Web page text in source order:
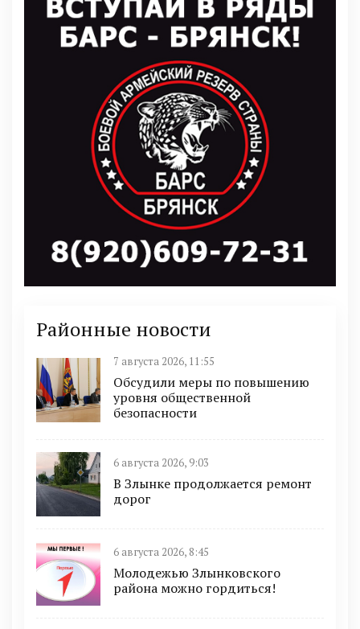
Районные новости
7 августа 2026, 11:55
Обсудили меры по повышению
уровня общественной
безопасности
6 августа 2026, 9:03
В Злынке продолжается ремонт
дорог
6 августа 2026, 8:45
Молодежью Злынковского
района можно гордиться!